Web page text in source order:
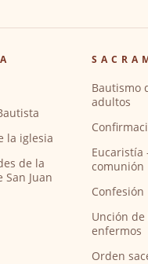
la iglesia
de la
San Juan
Bautismo
adultos
Eucaristía
comunión
Confesión
Unción de
enfermos
Orden